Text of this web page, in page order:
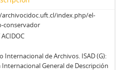
index.php/el-
conservador
ACIDOC
Internacional de Archivos. ISAD (G):
General de Descripción